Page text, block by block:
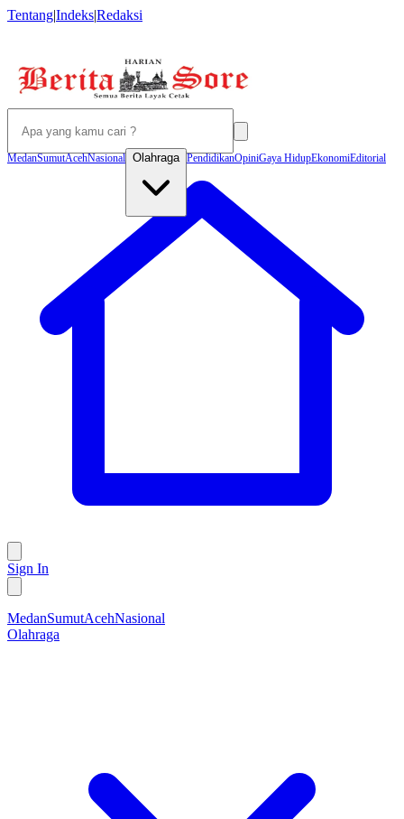
Tentang|Indeks|Redaksi
MedanSumutAcehNasional Olahraga PendidikanOpiniGaya HidupEkonomiEditorial
Sign In
MedanSumutAcehNasional
Olahraga